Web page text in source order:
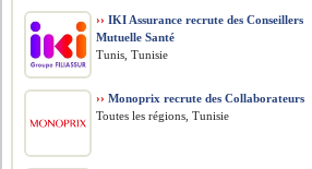
›› IKI Assurance recrute des Conseillers
Mutuelle Santé
Tunis, Tunisie
›› Monoprix recrute des Collaborateurs
Toutes les régions, Tunisie